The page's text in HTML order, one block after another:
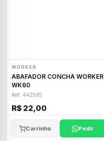
WORKER
ABAFADOR CONCHA WORKER
WK60
Ref: 442585
R$ 22,00
Carrinho Pedir